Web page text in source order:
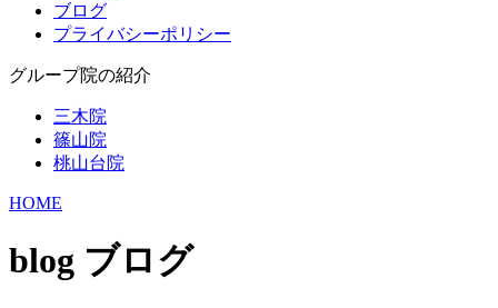
ブログ
プライバシーポリシー
グループ院の紹介
三木院
篠山院
桃山台院
HOME
blog ブログ